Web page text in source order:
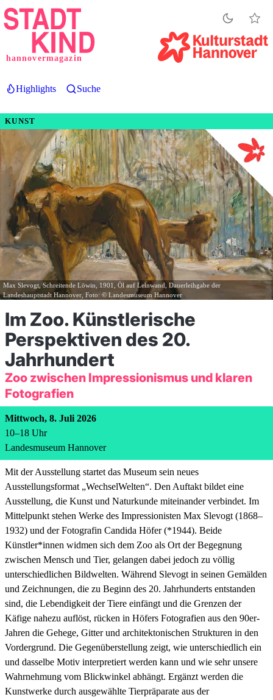
Direkt
zum
hannovermagazin
Highlights Suche
KUNST
Max Slevogt, Schreitende Löwin, 1901, Öl auf Leinwand, Dauerleihgabe der
Landeshauptstadt Hannover, Foto: © Landesmuseum Hannover
Im Zoo. Künstlerische
Perspektiven des 20.
Jahrhundert
Zoo zwischen Impressionismus und klaren
Fotografien
Mittwoch, 8. Juli 2026
10–18 Uhr
Landesmuseum Hannover
Mit der Ausstellung startet das Museum sein neues
Ausstellungsformat „WechselWelten“. Den Auftakt bildet eine
Ausstellung, die Kunst und Naturkunde miteinander verbindet. Im
Mittelpunkt stehen Werke des Impressionisten Max Slevogt (1868–
1932) und der Fotografin Candida Höfer (*1944). Beide
Künstler*innen widmen sich dem Zoo als Ort der Begegnung
zwischen Mensch und Tier, gelangen dabei jedoch zu völlig
unterschiedlichen Bildwelten. Während Slevogt in seinen Gemälden
und Zeichnungen, die zu Beginn des 20. Jahrhunderts entstanden
sind, die Lebendigkeit der Tiere einfängt und die Grenzen der
Käfige nahezu auflöst, rücken in Höfers Fotografien aus den 90er-
Jahren die Gehege, Gitter und architektonischen Strukturen in den
Vordergrund. Die Gegenüberstellung zeigt, wie unterschiedlich ein
und dasselbe Motiv interpretiert werden kann und wie sehr unsere
Wahrnehmung vom Blickwinkel abhängt. Ergänzt werden die
Kunstwerke durch ausgewählte Tierpräparate aus der